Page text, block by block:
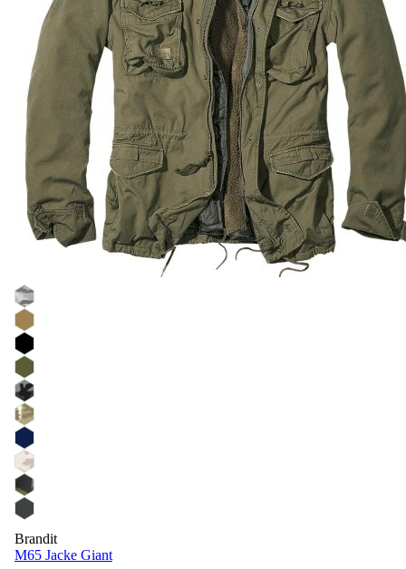
Brandit
M65 Jacke Giant